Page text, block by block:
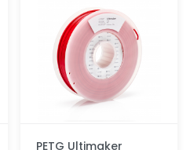
PETG Ultimaker